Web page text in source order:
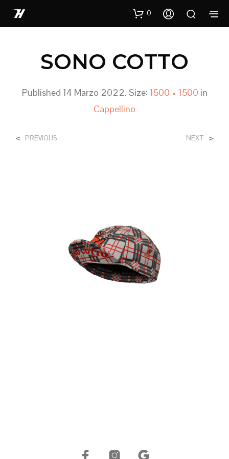
0
SONO COTTO
Published 14 Marzo 2022. Size: 1500 × 1500 in
Cappellino
< PREVIOUS NEXT >